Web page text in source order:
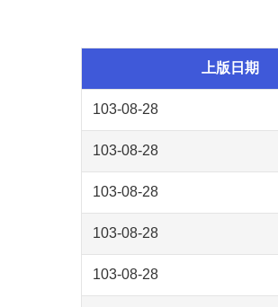
上版日期
103-08-28
103-08-28
103-08-28
103-08-28
103-08-28